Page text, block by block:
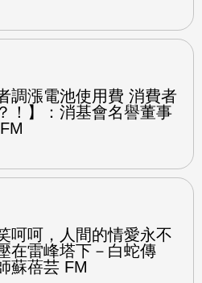
調漲電池使用費 消費者
！】：消基會名譽董事
呵呵，人間的情愛永不
在雷峰塔下－白蛇傳
蘇蓓芸 FM